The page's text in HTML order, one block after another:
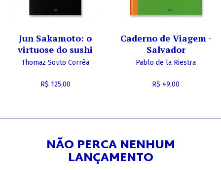
Jun Sakamoto: o
virtuose do sushi
Thomaz Souto Corrêa
R$ 125,00
Caderno de Viagem -
Salvador
Pablo de la Riestra
R$ 49,00
NÃO PERCA NENHUM
LANÇAMENTO